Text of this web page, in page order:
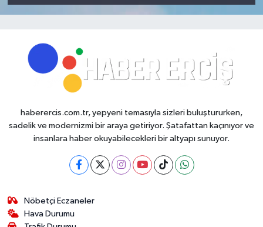
haberercis.com.tr, yepyeni temasıyla sizleri buluştururken,
sadelik ve modernizmi bir araya getiriyor. Şatafattan kaçınıyor ve
insanlara haber okuyabilecekleri bir altyapı sunuyor.
Nöbetçi Eczaneler
Hava Durumu